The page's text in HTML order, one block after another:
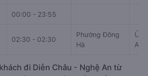
00:00 - 23:55
02:30 - 02:30
Phường Đông
Hà
Ủy
AH1
đi Diễn Châu - Nghệ An từ